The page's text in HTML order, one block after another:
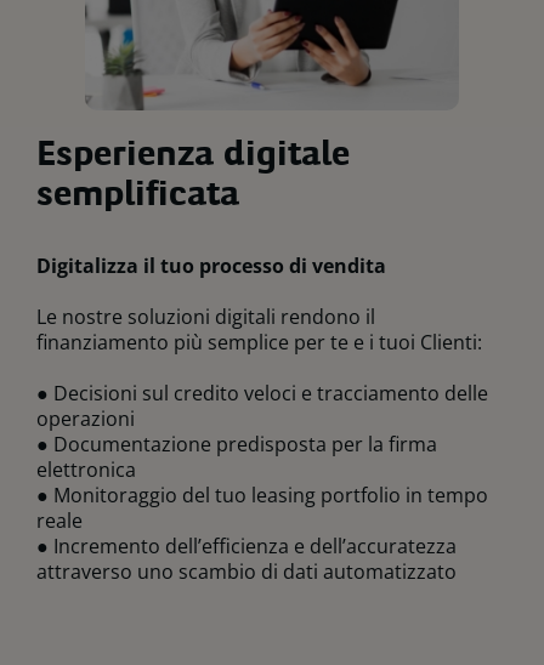
Esperienza digitale
semplificata
Digitalizza il tuo processo di vendita
Le nostre soluzioni digitali rendono il
finanziamento più semplice per te e i tuoi Clienti:
● Decisioni sul credito veloci e tracciamento delle
operazioni
● Documentazione predisposta per la firma
elettronica
● Monitoraggio del tuo leasing portfolio in tempo
reale
● Incremento dell’efficienza e dell’accuratezza
attraverso uno scambio di dati automatizzato